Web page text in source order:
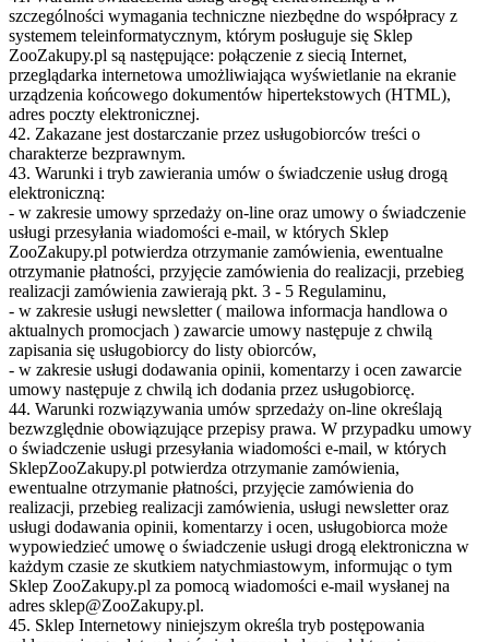
szczególności wymagania techniczne niezbędne do współpracy z
systemem teleinformatycznym, którym posługuje się Sklep
ZooZakupy.pl są następujące: połączenie z siecią Internet,
przeglądarka internetowa umożliwiająca wyświetlanie na ekranie
urządzenia końcowego dokumentów hipertekstowych (HTML),
adres poczty elektronicznej.
42. Zakazane jest dostarczanie przez usługobiorców treści o
charakterze bezprawnym.
43. Warunki i tryb zawierania umów o świadczenie usług drogą
elektroniczną:
- w zakresie umowy sprzedaży on-line oraz umowy o świadczenie
usługi przesyłania wiadomości e-mail, w których Sklep
ZooZakupy.pl potwierdza otrzymanie zamówienia, ewentualne
otrzymanie płatności, przyjęcie zamówienia do realizacji, przebieg
realizacji zamówienia zawierają pkt. 3 - 5 Regulaminu,
- w zakresie usługi newsletter ( mailowa informacja handlowa o
aktualnych promocjach ) zawarcie umowy następuje z chwilą
zapisania się usługobiorcy do listy obiorców,
- w zakresie usługi dodawania opinii, komentarzy i ocen zawarcie
umowy następuje z chwilą ich dodania przez usługobiorcę.
44. Warunki rozwiązywania umów sprzedaży on-line określają
bezwzględnie obowiązujące przepisy prawa. W przypadku umowy
o świadczenie usługi przesyłania wiadomości e-mail, w których
SklepZooZakupy.pl potwierdza otrzymanie zamówienia,
ewentualne otrzymanie płatności, przyjęcie zamówienia do
realizacji, przebieg realizacji zamówienia, usługi newsletter oraz
usługi dodawania opinii, komentarzy i ocen, usługobiorca może
wypowiedzieć umowę o świadczenie usługi drogą elektroniczna w
każdym czasie ze skutkiem natychmiastowym, informując o tym
Sklep ZooZakupy.pl za pomocą wiadomości e-mail wysłanej na
adres sklep@ZooZakupy.pl.
45. Sklep Internetowy niniejszym określa tryb postępowania